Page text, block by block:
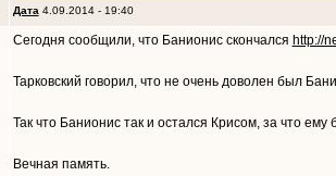
Дата 4.09.2014 - 19:40
Сегодня сообщили, что Банионис скончался http://
Тарковский говорил, что не очень доволен был
Так что Банионис так и остался Крисом, за что ему
Вечная память.